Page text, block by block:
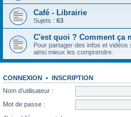
Café - Librairie
Sujets : 63
C'est quoi ? Comment ça
Pour partager des infos et
ainsi mieux les comprendre.
CONNEXION • INSCRIPTION
Nom d’utilisateur :
Mot de passe :